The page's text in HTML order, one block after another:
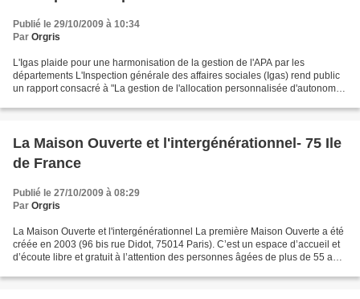
Publié le 29/10/2009 à 10:34
Par Orgris
L'Igas plaide pour une harmonisation de la gestion de l'APA par les
départements L'Inspection générale des affaires sociales (Igas) rend public
un rapport consacré à "La gestion de l'allocation personnalisée d'autonomie"
La Maison Ouverte et l'intergénérationnel- 75 Ile
de France
Publié le 27/10/2009 à 08:29
Par Orgris
La Maison Ouverte et l'intergénérationnel La première Maison Ouverte a été
créée en 2003 (96 bis rue Didot, 75014 Paris). C’est un espace d’accueil et
d’écoute libre et gratuit à l’attention des personnes âgées de plus de 55 ans,